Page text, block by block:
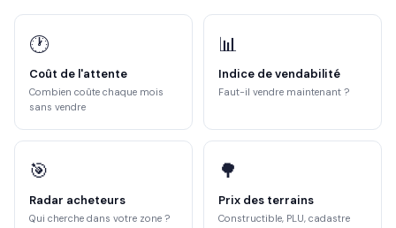
🕐
Coût de l'attente
Combien coûte chaque mois
sans vendre
📊
Indice de vendabilité
Faut-il vendre maintenant ?
🎯
Radar acheteurs
Qui cherche dans votre zone ?
🌳
Prix des terrains
Constructible, PLU, cadastre